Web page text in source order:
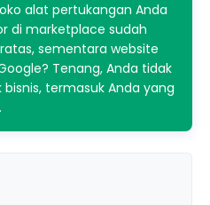
alat pertukangan Anda
di marketplace sudah
sementara website
Tenang, Anda tidak
termasuk Anda yang